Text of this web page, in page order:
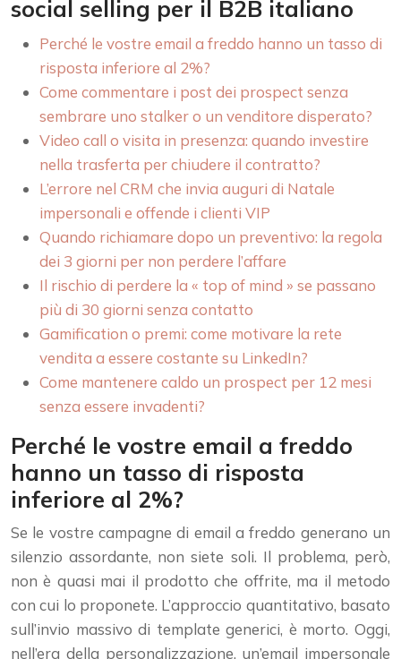
social selling per il B2B italiano
Perché le vostre email a freddo hanno un tasso di
risposta inferiore al 2%?
Come commentare i post dei prospect senza
sembrare uno stalker o un venditore disperato?
Video call o visita in presenza: quando investire
nella trasferta per chiudere il contratto?
L’errore nel CRM che invia auguri di Natale
impersonali e offende i clienti VIP
Quando richiamare dopo un preventivo: la regola
dei 3 giorni per non perdere l’affare
Il rischio di perdere la « top of mind » se passano
più di 30 giorni senza contatto
Gamification o premi: come motivare la rete
vendita a essere costante su LinkedIn?
Come mantenere caldo un prospect per 12 mesi
senza essere invadenti?
Perché le vostre email a freddo
hanno un tasso di risposta
inferiore al 2%?
Se le vostre campagne di email a freddo generano un
silenzio assordante, non siete soli. Il problema, però,
non è quasi mai il prodotto che offrite, ma il metodo
con cui lo proponete. L’approccio quantitativo, basato
sull’invio massivo di template generici, è morto. Oggi,
nell’era della personalizzazione, un’email impersonale